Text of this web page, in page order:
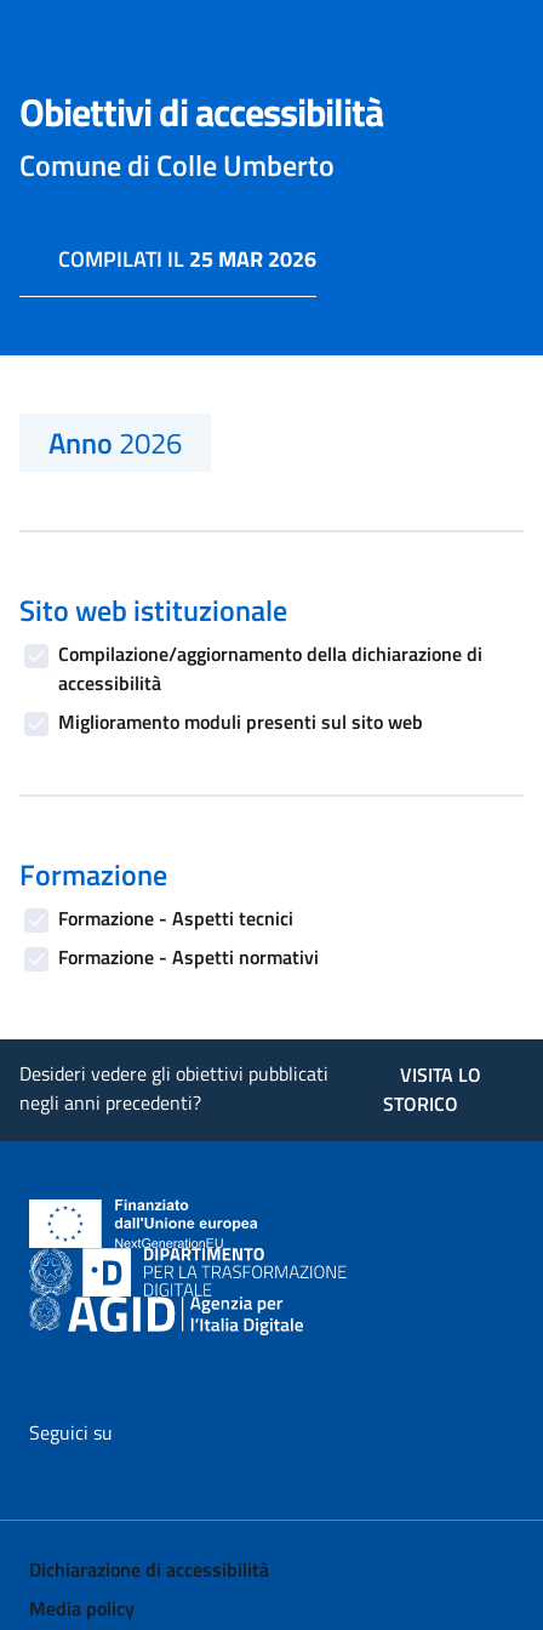
Obiettivi di accessibilità
Comune di Colle Umberto
COMPILATI IL25 MAR 2026
Anno2026
Sito web istituzionale
Compilazione/aggiornamento della dichiarazione di
accessibilità
Miglioramento moduli presenti sul sito web
Formazione
Formazione - Aspetti tecnici
Formazione - Aspetti normativi
Desideri vedere gli obiettivi pubblicati
negli anni precedenti?
VISITA LO
STORICO
Seguici su
Dichiarazione di accessibilità
Media policy